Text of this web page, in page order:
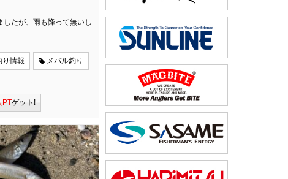
たが、雨も降って無いし
り情報 メバル釣り
PTゲット!